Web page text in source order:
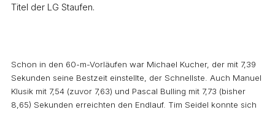
Titel der LG Staufen.
Schon in den 60-m-Vorläufen war Michael Kucher, der mit 7,39
Sekunden seine Bestzeit einstellte, der Schnellste. Auch Manuel
Klusik mit 7,54 (zuvor 7,63) und Pascal Bulling mit 7,73 (bisher
8,65) Sekunden erreichten den Endlauf. Tim Seidel konnte sich